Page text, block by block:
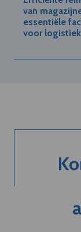
van
essentiële
voor